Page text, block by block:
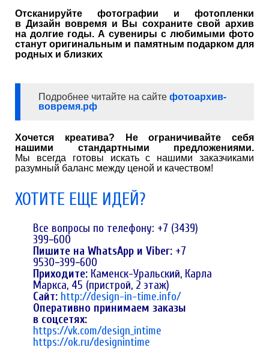
Отсканируйте фотографии и фотопленки
в Дизайн вовремя и Вы сохраните свой архив
на долгие годы. А сувениры с любимыми фото
станут оригинальным и памятным подарком для
родных и близких
Подробнее читайте на сайте фотоархив-
вовремя.рф
Хочется креатива? Не ограничивайте себя
нашими стандартными предложениями.
Мы всегда готовы искать с нашими заказчиками
разумный баланс между ценой и качеством!
ХОТИТЕ ЕЩЕ ИДЕЙ?
Все вопросы по телефону: +7 (3439)
399−600
Пишите на WhatsApp и Viber: +7
9530−399−600
Приходите: Каменск-Уральский, Карла
Маркса, 45 (пристрой, 2 этаж)
Сайт: http://design-in-time.info/
Оперативно принимаем заказы
в соцсетях:
https://vk.com/design_intime
https://ok.ru/designintime